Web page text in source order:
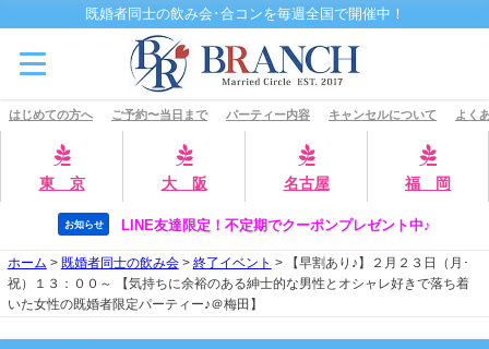
既婚者同士の飲み会･合コンを毎週全国で開催中！
はじめての方へ ご予約〜当日まで パーティー内容 キャンセルについて よく
東 京 大 阪 名古屋 福 岡
お知らせ LINE友達限定！不定期でクーポンプレゼント中♪
ホーム > 既婚者同士の飲み会> 終了イベント >
【早割あり♪】２月２３日（月･
祝）１３：００～ 【気持ちに余裕のある紳士的な男性とオシャレ好きで落ち着
いた女性の既婚者限定パーティー♪＠梅田】